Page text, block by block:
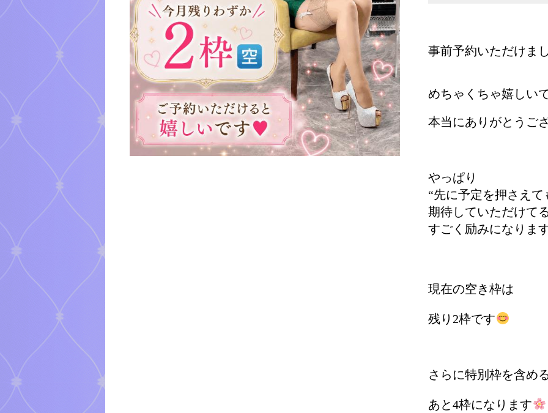
事前予約いただけ
めちゃくちゃ嬉しい
本当にありがとうご
やっぱり
“先に予定を押さえて
期待していただけて
すごく励みになりま
現在の空き枠は
残り2枠です
さらに特別枠を含め
あと4枠になります